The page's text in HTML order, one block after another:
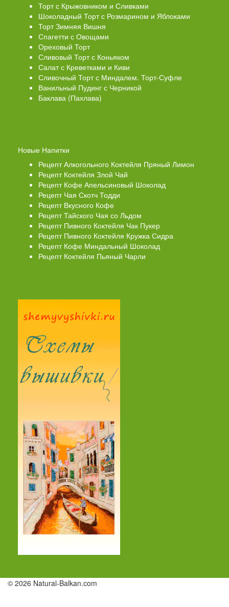
Торт с Крыжовником и Сливками
Шоколадный Торт с Розмарином и Яблоками
Торт Зимняя Вишня
Спагетти с Овощами
Ореховый Торт
Сливовый Торт с Коньяком
Салат с Креветками и Киви
Сливочный Торт с Миндалем. Торт-Суфле
Ванильный Пудинг с Черникой
Баклава (Пахлава)
Новые Напитки
Рецепт Алкогольного Коктейля Пряный Лимон
Рецепт Коктейля Злой Чай
Рецепт Кофе Апельсиновый Шоколад
Рецепт Чая Скотч Тодди
Рецепт Вкусного Кофе
Рецепт Тайского Чая со Льдом
Рецепт Пивного Коктейля Чак Пукер
Рецепт Пивного Коктейля Кружка Сидра
Рецепт Кофе Миндальный Шоколад
Рецепт Коктейля Пьяный Чарли
© 2026 Natural-Balkan.com